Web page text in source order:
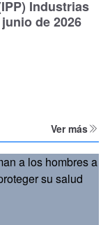
Industrias
de 2026
Ver más